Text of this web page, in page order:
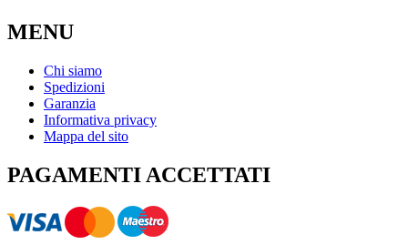
MENU
Chi siamo
Spedizioni
Garanzia
Informativa privacy
Mappa del sito
PAGAMENTI ACCETTATI